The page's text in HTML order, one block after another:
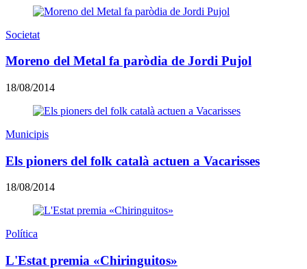
Societat
Moreno del Metal fa paròdia de Jordi Pujol
18/08/2014
Municipis
Els pioners del folk català actuen a Vacarisses
18/08/2014
Política
L'Estat premia «Chiringuitos»